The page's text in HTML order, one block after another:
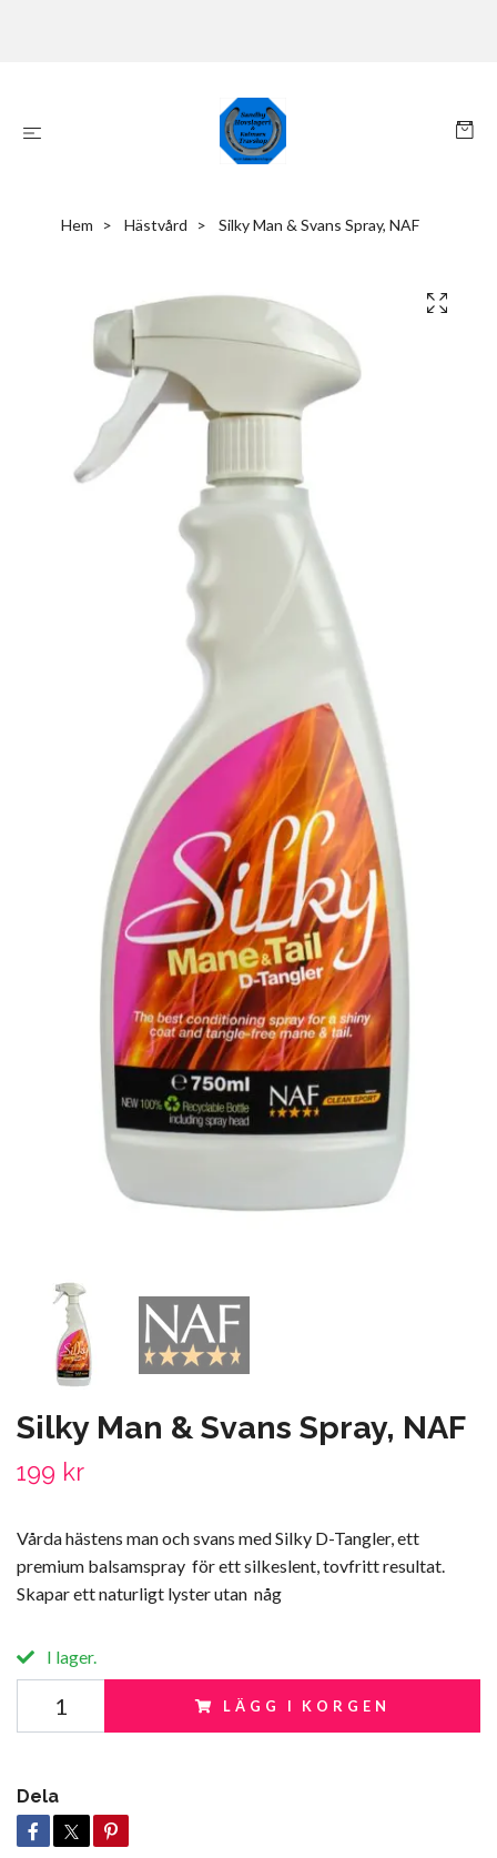
Hem Hästvård Silky Man & Svans Spray, NAF
Silky Man & Svans Spray, NAF
199 kr
Vårda hästens man och svans med Silky D-Tangler, ett
premium balsamspray för ett silkeslent, tovfritt resultat.
Skapar ett naturligt lyster utan någ
I lager.
LÄGG I KORGEN
Dela